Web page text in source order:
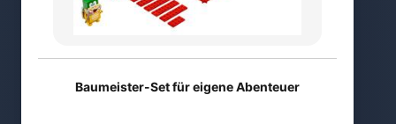
Baumeister-Set für eigene Abenteuer